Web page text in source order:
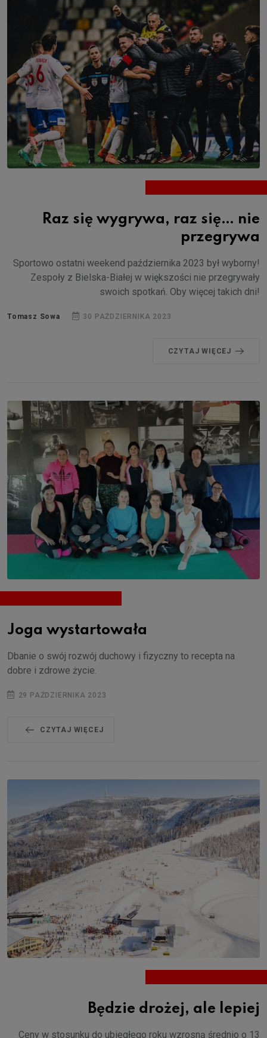
Raz się wygrywa, raz się… nie
przegrywa
Sportowo ostatni weekend października 2023 był wyborny!
Zespoły z Bielska-Białej w większości nie przegrywały
swoich spotkań. Oby więcej takich dni!
Tomasz Sowa 30 PAŹDZIERNIKA 2023
CZYTAJ WIĘCEJ
Joga wystartowała
Dbanie o swój rozwój duchowy i fizyczny to recepta na
dobre i zdrowe życie.
29 PAŹDZIERNIKA 2023
CZYTAJ WIĘCEJ
Będzie drożej, ale lepiej
Ceny w stosunku do ubiegłego roku wzrosną średnio o 13